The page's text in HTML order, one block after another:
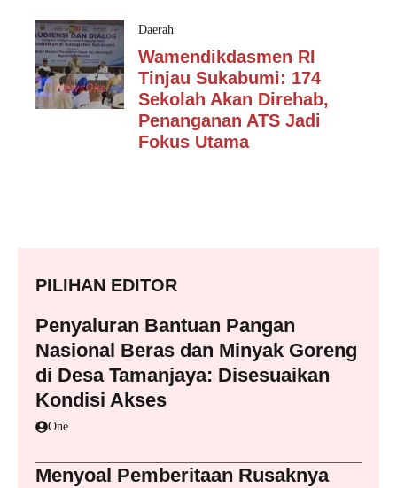
Daerah
Wamendikdasmen RI
Tinjau Sukabumi: 174
Sekolah Akan Direhab,
Penanganan ATS Jadi
Fokus Utama
PILIHAN EDITOR
Penyaluran Bantuan Pangan
Nasional Beras dan Minyak Goreng
di Desa Tamanjaya: Disesuaikan
Kondisi Akses
One
Menyoal Pemberitaan Rusaknya